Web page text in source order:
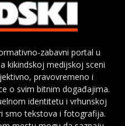
zabavni portal u
kikindskoj medijskoj sceni
pravovremeno i
o svim bitnim događajima.
identitetu i vrhunskoj
smo tekstova i fotografija.